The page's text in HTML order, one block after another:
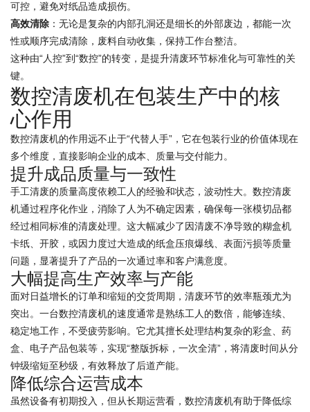
可控，避免对纸品造成损伤。
高效清除 ：无论是复杂的内部孔洞还是细长的外部废边，都能一次
性或顺序完成清除，废料自动收集，保持工作台整洁。
这种由“人控”到“数控”的转变，是提升清废环节标准化与可靠性的关
键。
数控清废机在包装生产中的核
心作用
数控清废机的作用远不止于“代替人手”，它在包装行业的价值体现在
多个维度，直接影响企业的成本、质量与交付能力。
提升成品质量与一致性
手工清废的质量高度依赖工人的经验和状态，波动性大。数控清废
机通过程序化作业，消除了人为不确定因素，确保每一张模切品都
经过相同标准的清废处理。这大幅减少了因清废不净导致的糊盒机
卡纸、开胶，或因力度过大造成的纸盒压痕爆线、表面污损等质量
问题，显著提升了产品的一次通过率和客户满意度。
大幅提高生产效率与产能
面对日益增长的订单和缩短的交货周期，清废环节的效率瓶颈尤为
突出。一台数控清废机的速度通常是熟练工人的数倍，能够连续、
稳定地工作，不受疲劳影响。它尤其擅长处理结构复杂的彩盒、药
盒、电子产品包装等，实现“整版拆标，一次全清”，将清废时间从分
钟级缩短至秒级，有效释放了后道产能。
降低综合运营成本
虽然设备有初期投入，但从长期运营看，数控清废机有助于降低综